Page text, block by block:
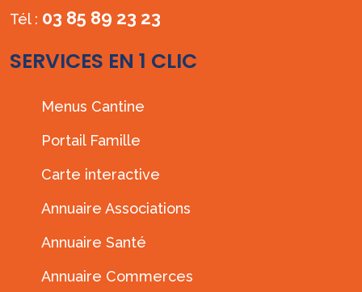
Tél : 03 85 89 23 23
SERVICES EN 1 CLIC
Menus Cantine
Portail Famille
Carte interactive
Annuaire Associations
Annuaire Santé
Annuaire Commerces